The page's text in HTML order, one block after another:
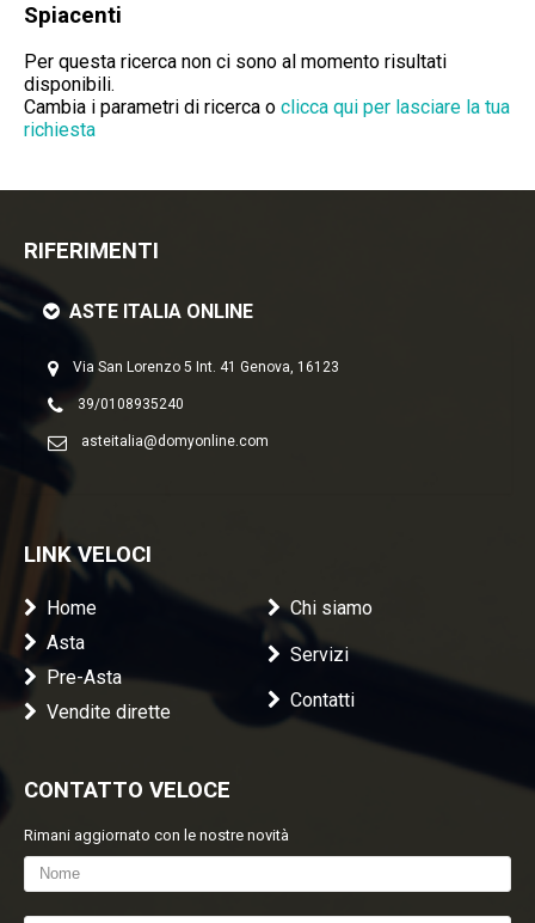
Servizi
Spiacenti
Per questa ricerca non ci sono al momento risultati
disponibili.
Cambia i parametri di ricerca o clicca qui per lasciare la tua
richiesta
RIFERIMENTI
ASTE ITALIA ONLINE
Via San Lorenzo 5 Int. 41 Genova, 16123
39/0108935240
asteitalia@domyonline.com
LINK VELOCI
Home
Asta
Pre-Asta
Vendite dirette
Chi siamo
Servizi
Contatti
CONTATTO VELOCE
Rimani aggiornato con le nostre novità